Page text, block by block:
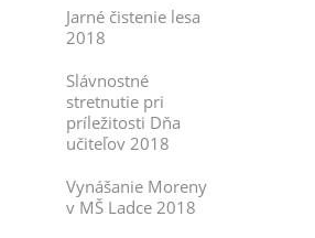
Jarné čistenie lesa
2018
Slávnostné
stretnutie pri
príležitosti Dňa
učiteľov 2018
Vynášanie Moreny
v MŠ Ladce 2018